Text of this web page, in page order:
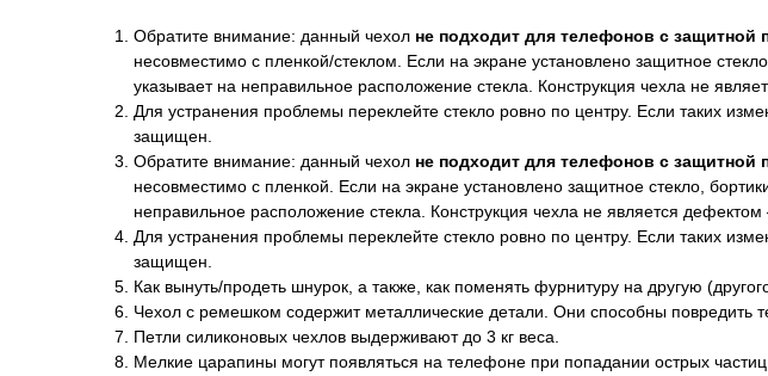
Обратите внимание: данный чехол не подходит для телефонов с защитной
несовместимо с пленкой/стеклом. Если на экране установлено защитное
указывает на неправильное расположение стекла. Конструкция чехла не
Для устранения проблемы переклейте стекло ровно по центру. Если таких
защищен.
Обратите внимание: данный чехол не подходит для телефонов с защитной
несовместимо с пленкой. Если на экране установлено защитное стекло,
неправильное расположение стекла. Конструкция чехла не является
Для устранения проблемы переклейте стекло ровно по центру. Если таких
защищен.
Как вынуть/продеть шнурок, а также, как поменять фурнитуру на другую
Чехол с ремешком содержит металлические детали. Они способны повредить
Петли силиконовых чехлов выдерживают до 3 кг веса.
Мелкие царапины могут появляться на телефоне при попадании острых частиц